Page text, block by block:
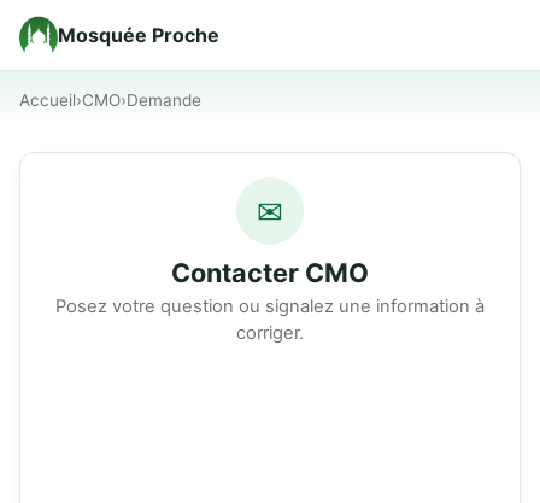
Mosquée Proche
Accueil›CMO›Demande
✉
Contacter CMO
Posez votre question ou signalez une information à
corriger.